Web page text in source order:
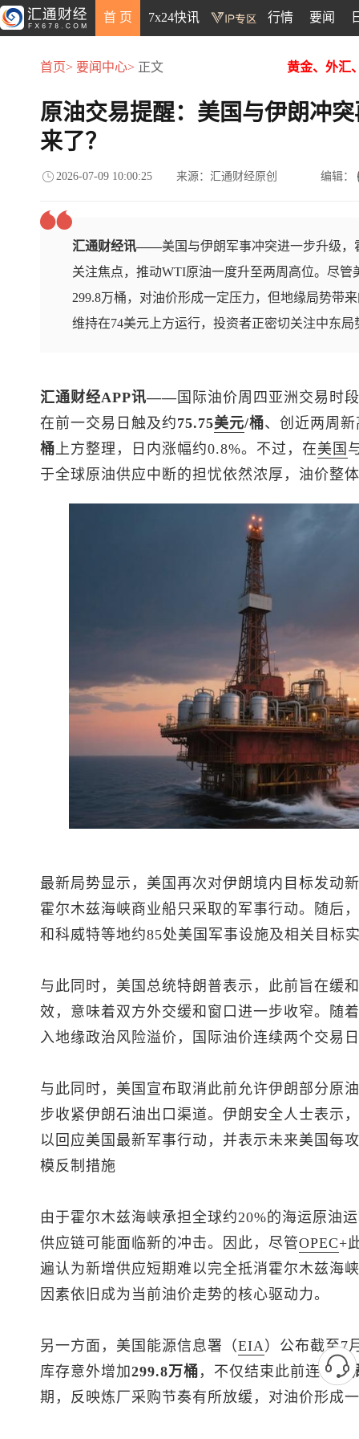
首 页 7x24快讯 行情 要闻
首页> 要闻中心> 正文 黄金、外汇
原油交易提醒：美国与伊朗冲
来了？
2026-07-09 10:00:25 来源：汇通财经原创 编辑：
汇通财经讯——美国与伊朗军事冲突进一步升级
关注焦点，推动WTI原油一度升至两周高位。尽
299.8万桶，对油价形成一定压力，但地缘局势带
维持在74美元上方运行，投资者正密切关注中东
汇通财经APP讯——国际油价周四亚洲交易时
在前一交易日触及约75.75美元/桶、创近两周
桶上方整理，日内涨幅约0.8%。不过，在美国
于全球原油供应中断的担忧依然浓厚，油价整
最新局势显示，美国再次对伊朗境内目标发动
霍尔木兹海峡商业船只采取的军事行动。随后
和科威特等地约85处美国军事设施及相关目标
与此同时，美国总统特朗普表示，此前旨在缓
效，意味着双方外交缓和窗口进一步收窄。随
入地缘政治风险溢价，国际油价连续两个交易
与此同时，美国宣布取消此前允许伊朗部分原
步收紧伊朗石油出口渠道。伊朗安全人士表示
以回应美国最新军事行动，并表示未来美国每
模反制措施
由于霍尔木兹海峡承担全球约20%的海运原油
供应链可能面临新的冲击。因此，尽管OPEC+
遍认为新增供应短期难以完全抵消霍尔木兹海
因素依旧成为当前油价走势的核心驱动力。
另一方面，美国能源信息署（EIA）公布截至7
库存意外增加 299.8万桶 ，不仅结束此前连续 10
期，反映炼厂采购节奏有所放缓，对油价形成